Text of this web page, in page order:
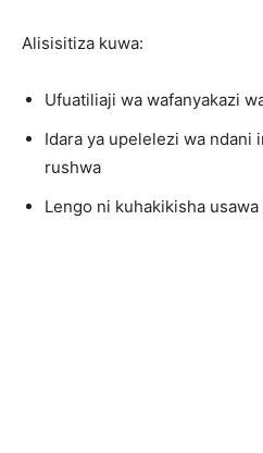
Alisisitiza kuwa:
Ufuatiliaji wa wafanyakazi
Idara ya upelelezi wa ndani
rushwa
Lengo ni kuhakikisha